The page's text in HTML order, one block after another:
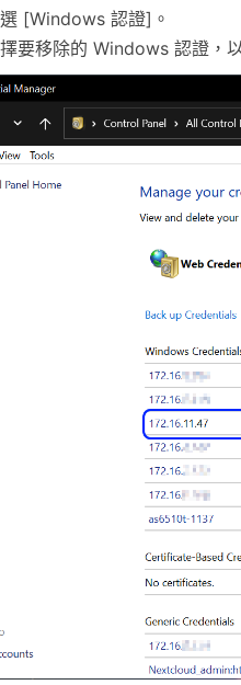
[Windows 認證]。
要移除的 Windows 認證，